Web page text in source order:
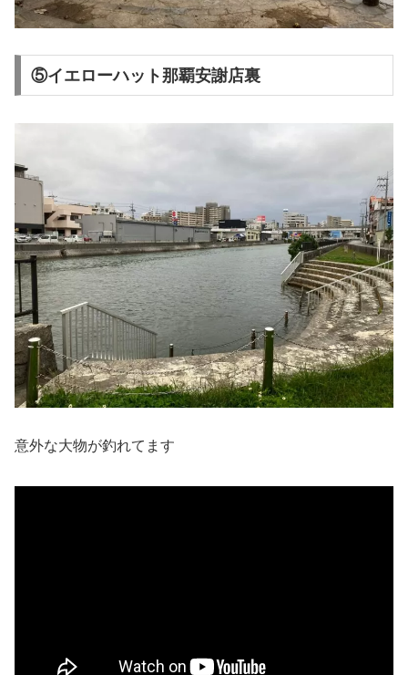
⑤イエローハット那覇安謝店裏
意外な大物が釣れてます